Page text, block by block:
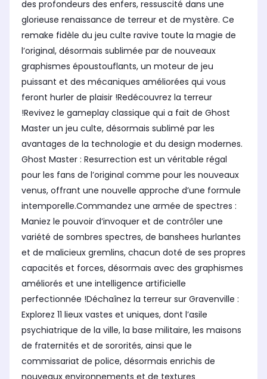
des profondeurs des enfers, ressuscité dans une
glorieuse renaissance de terreur et de mystère. Ce
remake fidèle du jeu culte ravive toute la magie de
l’original, désormais sublimée par de nouveaux
graphismes époustouflants, un moteur de jeu
puissant et des mécaniques améliorées qui vous
feront hurler de plaisir !Redécouvrez la terreur
!Revivez le gameplay classique qui a fait de Ghost
Master un jeu culte, désormais sublimé par les
avantages de la technologie et du design modernes.
Ghost Master : Resurrection est un véritable régal
pour les fans de l’original comme pour les nouveaux
venus, offrant une nouvelle approche d’une formule
intemporelle.Commandez une armée de spectres :
Maniez le pouvoir d’invoquer et de contrôler une
variété de sombres spectres, de banshees hurlantes
et de malicieux gremlins, chacun doté de ses propres
capacités et forces, désormais avec des graphismes
améliorés et une intelligence artificielle
perfectionnée !Déchaînez la terreur sur Gravenville :
Explorez 11 lieux vastes et uniques, dont l’asile
psychiatrique de la ville, la base militaire, les maisons
de fraternités et de sororités, ainsi que le
commissariat de police, désormais enrichis de